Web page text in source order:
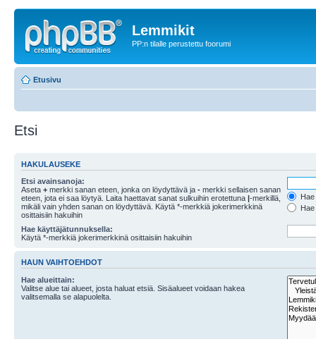
Lemmikit
PP:n tilalle perustettu foorumi
Etusivu
Etsi
HAKULAUSEKE
Etsi avainsanoja:
Aseta + merkki sanan eteen, jonka on löydyttävä ja - merkki sellaisen sanan
eteen, jota ei saa löytyä. Laita haettavat sanat sulkuihin erotettuna |-merkillä,
mikäli vain yhden sanan on löydyttävä. Käytä *-merkkiä jokerimerkkinä
osittaisiin hakuihin
Hae käyttäjätunnuksella:
Käytä *-merkkiä jokerimerkkinä osittaisiin hakuihin
HAUN VAIHTOEHDOT
Hae alueittain:
Valitse alue tai alueet, josta haluat etsiä. Sisäalueet voidaan hakea
valitsemalla se alapuolelta.